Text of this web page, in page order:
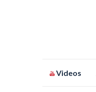
Videos